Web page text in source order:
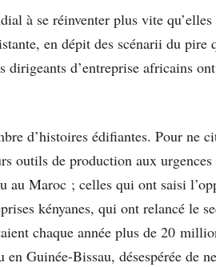
à se réinventer plus vite
en dépit des scénarii du
d’entreprise africains
d’histoires édifiantes. Pour ne
outils de production aux
Maroc ; celles qui ont saisi
kényanes, qui ont relancé le
chaque année plus de 20
Guinée-Bissau, désespérée de